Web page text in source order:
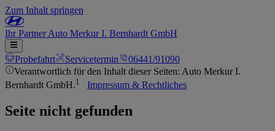
Zum Inhalt springen
IhrPartnerAuto Merkur I. Bernhardt GmbH
Probefahrt Servicetermin
06441/91090
Verantwortlich für den Inhalt dieser Seiten: Auto Merkur I.
Bernhardt GmbH.1 Impressum & Rechtliches
Seite nicht gefunden